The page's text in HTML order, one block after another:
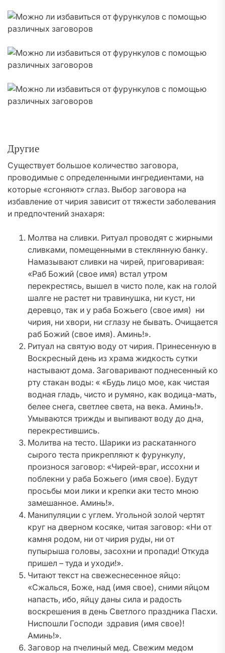
Другие
Существует большое количество заговора,
проводимые с определенными ингредиентами, на
которые «сгоняют» сглаз. Выбор заговора на
избавление от чирия зависит от тяжести заболевания
и предпочтений знахаря:
Молтва на сливки. Ритуал проводят с жирными
сливками, помещенными в стеклянную банку.
Намазывают сливки на чирей, приговаривая:
«Раб Божий (свое имя) встал утром
перекрестясь, вышел в чисто поле, как на голой
шалге не растет ни травинушка, ни куст, ни
деревцо, так и у раба Божьего (свое имя) ни
чирия, ни хвори, ни сглазу не бывать. Очищается
раб Божий (свое имя). Аминь!».
Ритуал на святую воду от чирия. Принесенную в
Воскресный день из храма жидкость сутки
настывают дома. Заговаривают поднесенный ко
рту стакан воды: « «Будь лицо мое, как чистая
водная гладь, чисто и румяно, как водица-мать,
белее снега, светлее света, на века. Аминь!».
Умываются трижды и выпивают воду до дна,
перекрестившись.
Молитва на тесто. Шарики из раскатанного
сырого теста прикрепляют к фурункулу,
произнося заговор: «Чирей-враг, иссохни и
поблекни у раба Божьего (имя свое). Будут
просьбы мои лики и крепки аки тесто мною
замешанное. Аминь!».
Манипуляции с углем. Угольной золой чертят
круг на дверном косяке, читая заговор: «Ни от
камня родом, ни от чирия руды, ни от
пупырыша головы, засохни и пропади! Откуда
пришел – туда и уходи!».
Читают текст на свежеснесенное яйцо:
«Сжалься, Боже, над (имя свое), сними яйцом
напасть, ибо, яйцу даны сила и радость
воскрешения в день Светлого праздника Пасхи.
Ниспошли Господи здравия (имя свое)!
Аминь!».
Заговор на пчелиный мед. Свежим медом